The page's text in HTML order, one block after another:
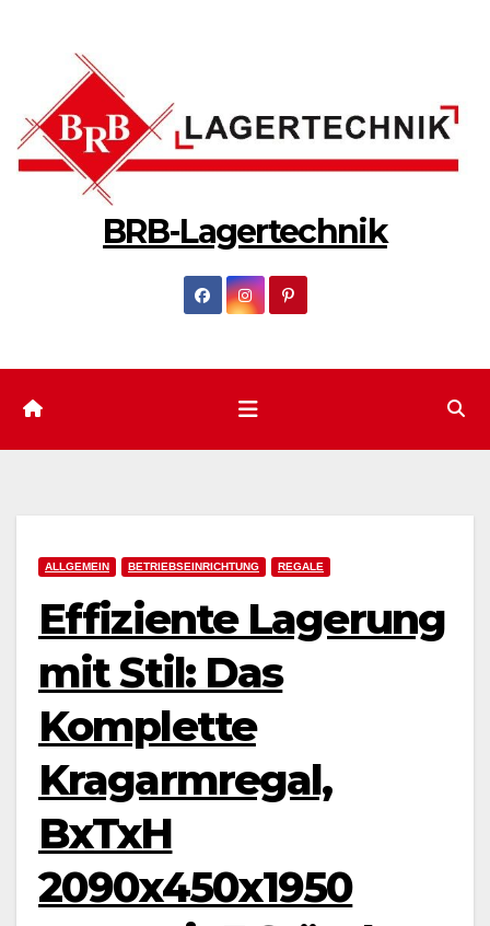
BRB-Lagertechnik
ALLGEMEIN BETRIEBSEINRICHTUNG REGALE
Effiziente Lagerung
mit Stil: Das
Komplette
Kragarmregal,
BxTxH
2090x450x1950